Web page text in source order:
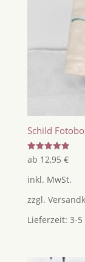
Schild
Bewertet
mit
von 5
ab 12,95 €
inkl. MwSt.
zzgl.
Lieferzeit: 3-5